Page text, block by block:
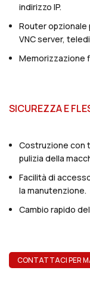
indirizzo IP.
Router
VNC server,
Memorizzazione
SICUREZZA E
Costruzione con
pulizia della
Facilità di
la manutenzione.
Cambio rapido
CONTATTACI PER